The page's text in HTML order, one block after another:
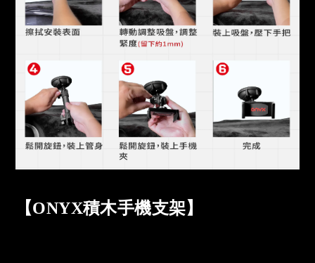
【ONYX積木手機支架】